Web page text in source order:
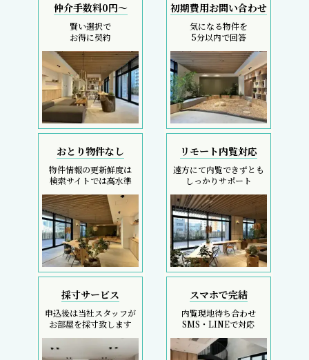
仲介手数料0円～
賢い選択で
お得に契約
初期費用お問い合わせ
気になる物件を
5分以内で回答
おとり物件なし
物件情報の更新鮮度は
検索サイトでは高水準
リモート内覧対応
遠方にて内覧できずとも
しっかりサポート
採寸サービス
申込後は当社スタッフが
お部屋を採寸致します
スマホで完結
内覧現地待ち合わせ
SMS・LINEで対応